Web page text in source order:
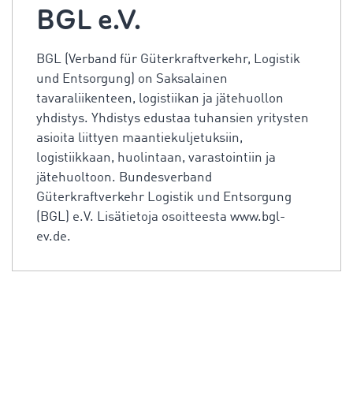
BGL e.V.
BGL (Verband für Güterkraftverkehr, Logistik
und Entsorgung) on Saksalainen
tavaraliikenteen, logistiikan ja jätehuollon
yhdistys. Yhdistys edustaa tuhansien yritysten
asioita liittyen maantiekuljetuksiin,
logistiikkaan, huolintaan, varastointiin ja
jätehuoltoon. Bundesverband
Güterkraftverkehr Logistik und Entsorgung
(BGL) e.V. Lisätietoja osoitteesta www.bgl-
ev.de.